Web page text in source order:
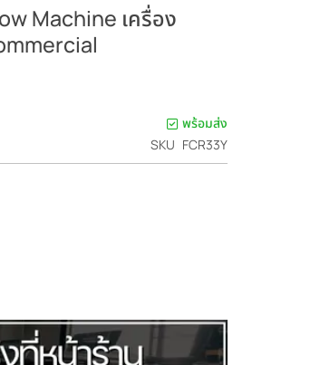
Machine เครื่อง
พร้อมส่ง
SKU FCR33Y